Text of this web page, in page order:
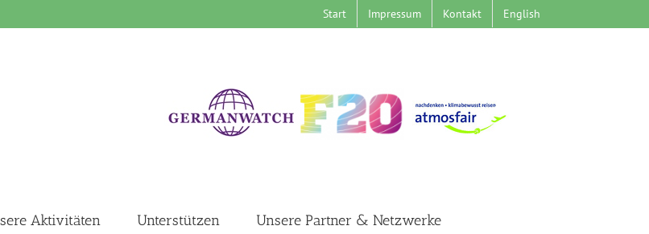
Start Impressum Kontakt English
Aktivitäten Unterstützen Unsere Partner & Netzwerke